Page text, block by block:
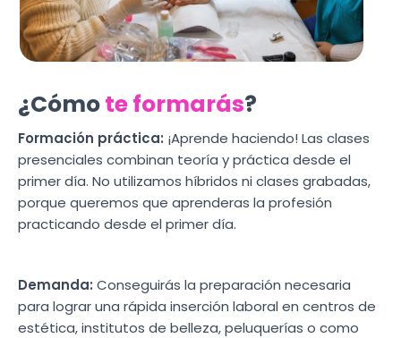
¿Cómote formarás?
Formación práctica: ¡Aprende haciendo! Las clases
presenciales combinan teoría y práctica desde el
primer día. No utilizamos híbridos ni clases grabadas,
porque queremos que aprenderas la profesión
practicando desde el primer día.
Demanda: Conseguirás la preparación necesaria
para lograr una rápida inserción laboral en centros de
estética, institutos de belleza, peluquerías o como